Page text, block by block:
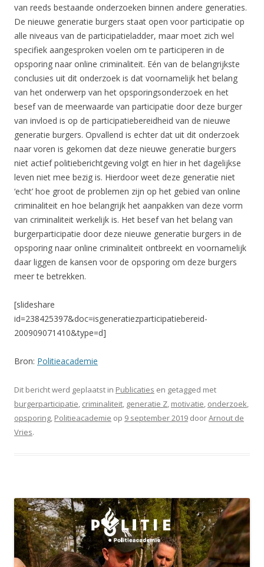
van reeds bestaande onderzoeken binnen andere generaties.
De nieuwe generatie burgers staat open voor participatie op
alle niveaus van de participatieladder, maar moet zich wel
specifiek aangesproken voelen om te participeren in de
opsporing naar online criminaliteit. Eén van de belangrijkste
conclusies uit dit onderzoek is dat voornamelijk het belang
van het onderwerp van het opsporingsonderzoek en het
besef van de meerwaarde van participatie door deze burger
van invloed is op de participatiebereidheid van de nieuwe
generatie burgers. Opvallend is echter dat uit dit onderzoek
naar voren is gekomen dat deze nieuwe generatie burgers
niet actief politieberichtgeving volgt en hier in het dagelijkse
leven niet mee bezig is. Hierdoor weet deze generatie niet
‘echt’ hoe groot de problemen zijn op het gebied van online
criminaliteit en hoe belangrijk het aanpakken van deze vorm
van criminaliteit werkelijk is. Het besef van het belang van
burgerparticipatie door deze nieuwe generatie burgers in de
opsporing naar online criminaliteit ontbreekt en voornamelijk
daar liggen de kansen voor de opsporing om deze burgers
meer te betrekken.
[slideshare
id=238425397&doc=isgeneratiezparticipatiebereid-
200909071410&type=d]
Bron: Politieacademie
Dit bericht werd geplaatst in Publicaties en getagged met
burgerparticipatie, criminaliteit, generatie Z, motivatie, onderzoek,
opsporing, Politieacademie op 9 september 2019 doorArnout de
Vries.